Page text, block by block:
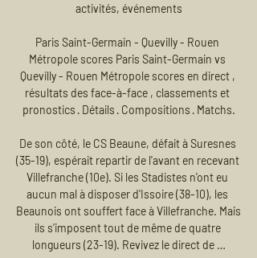
activités, événements
Paris Saint-Germain - Quevilly - Rouen
Métropole scores Paris Saint-Germain vs
Quevilly - Rouen Métropole scores en direct ,
résultats des face-à-face , classements et
pronostics · Détails · Compositions · Matchs.
De son côté, le CS Beaune, défait à Suresnes
(35-19), espérait repartir de l'avant en recevant
Villefranche (10e). Si les Stadistes n'ont eu
aucun mal à disposer d'Issoire (38-10), les
Beaunois ont souffert face à Villefranche. Mais
ils s'imposent tout de même de quatre
longueurs (23-19). Revivez le direct de …